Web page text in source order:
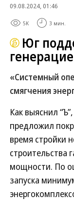
09.08.2024, 01:46
5K 3 мин.
Юг
«Системный
смягчения
Как выяснил
предложил
время стройки
строительства
мощности. По
запуска